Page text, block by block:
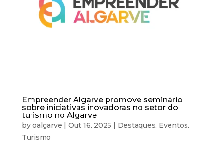
Empreender Algarve promove seminário
sobre iniciativas inovadoras no setor do
turismo no Algarve
by oalgarve | Out 16, 2025 | Destaques, Eventos,
Turismo